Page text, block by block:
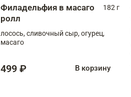
Филадельфия в масаго
ролл
182 г
лосось, сливочный сыр, огурец,
масаго
499 ₽ В корзину